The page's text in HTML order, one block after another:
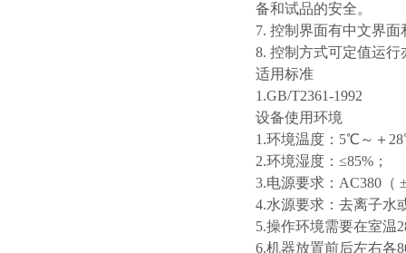
备和试品的安全。
7. 控制界面有中文界面
8. 控制方式可定值运行
适用标准
1.GB/T2361-1992
设备使用环境
1.环境温度：5℃～＋
2.环境湿度：≤85%；
3.电源要求：AC380（
4.水源要求：去离子水
5.操作环境需要在室温
6.机器放置前后左右各